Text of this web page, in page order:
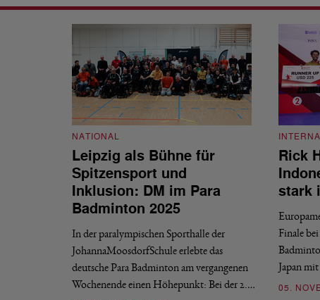
NATIONAL
Leipzig als Bühne für
Spitzensport und
Inklusion: DM im Para
Badminton 2025
In der paralympischen Sporthalle der
JohannaMoosdorfSchule erlebte das
deutsche Para Badminton am vergangenen
Wochenende einen Höhepunkt: Bei der 2.…
Rick
stark
Finale
Japan mit
05.